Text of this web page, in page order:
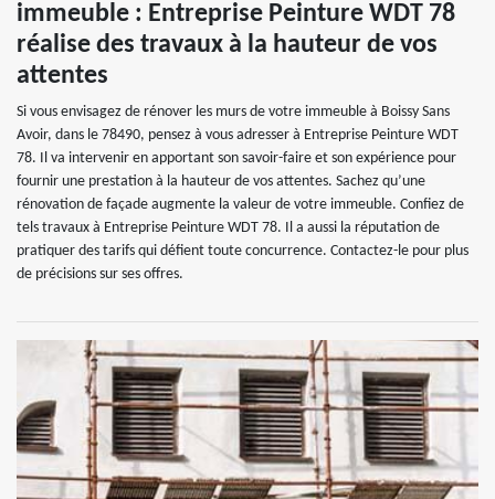
immeuble : Entreprise Peinture WDT 78
réalise des travaux à la hauteur de vos
attentes
Si vous envisagez de rénover les murs de votre immeuble à Boissy Sans
Avoir, dans le 78490, pensez à vous adresser à Entreprise Peinture WDT
78. Il va intervenir en apportant son savoir-faire et son expérience pour
fournir une prestation à la hauteur de vos attentes. Sachez qu’une
rénovation de façade augmente la valeur de votre immeuble. Confiez de
tels travaux à Entreprise Peinture WDT 78. Il a aussi la réputation de
pratiquer des tarifs qui défient toute concurrence. Contactez-le pour plus
de précisions sur ses offres.